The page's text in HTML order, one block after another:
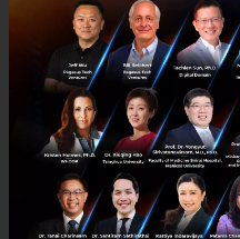
นายอนุทิน ชาญวีรกูล นายกรัฐมน
มหาดไทย กล่าวปาฐกถาพิเศษใ
ใหม่” ในงาน The INTANIA
สิงหาคม 6, 2026| By
0
ประเทศไทย เศรษฐกิจไทย